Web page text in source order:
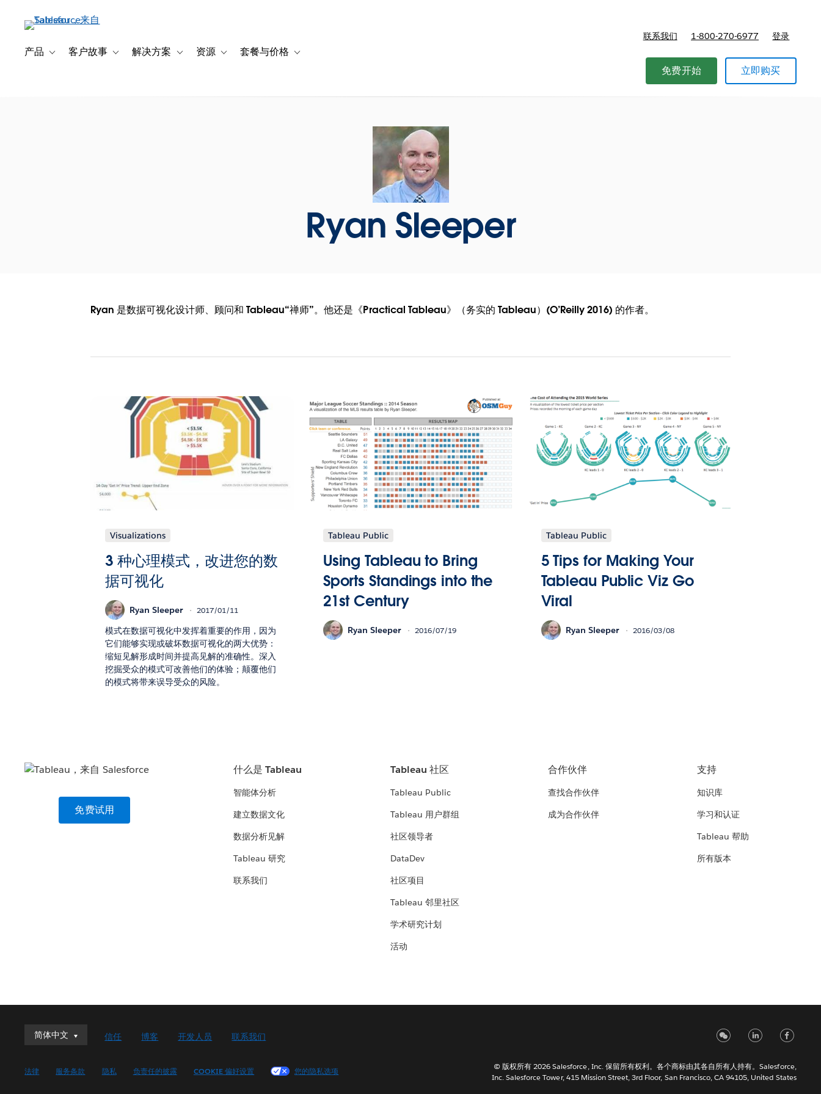
产品 Toggle sub-navigation for 产品
客户故事 Toggle sub-navigation for 客户故事
解决方案 Toggle sub-navigation for 解决方案
资源 Toggle sub-navigation for 资源
套餐与价格 Toggle sub-navigation for 套餐与价格
联系我们 1-800-270-6977 登录
免费开始 立即购买
Ryan Sleeper
Ryan 是数据可视化设计师、顾问和 Tableau“禅师”。他还是《Practical Tableau》（务实的 Tableau）(O’Reilly 2016) 的作者。
Visualizations
3 种心理模式，改进您的数
据可视化
Ryan Sleeper 2017/01/11
模式在数据可视化中发挥着重要的作用，因为
它们能够实现或破坏数据可视化的两大优势：
缩短见解形成时间并提高见解的准确性。深入
挖掘受众的模式可改善他们的体验；颠覆他们
的模式将带来误导受众的风险。
Tableau Public
Using Tableau to Bring
Sports Standings into the
21st Century
Ryan Sleeper 2016/07/19
Tableau Public
5 Tips for Making Your
Tableau Public Viz Go
Viral
Ryan Sleeper 2016/03/08
免费试用
什么是 Tableau
智能体分析
建立数据文化
数据分析见解
Tableau 研究
联系我们
Tableau 社区
Tableau Public
Tableau 用户群组
社区领导者
DataDev
社区项目
Tableau 邻里社区
学术研究计划
活动
合作伙伴
查找合作伙伴
成为合作伙伴
支持
知识库
学习和认证
Tableau 帮助
所有版本
简体中文
简体中文
English (UK)
信任 博客 开发人员 联系我们
法律 服务条款 隐私 负责任的披露 COOKIE 偏好设置 您的隐私选项
© 版权所有 2026 Salesforce, Inc. 保留所有权利。各个商标由其各自所有人持有。Salesforce,
Inc. Salesforce Tower, 415 Mission Street, 3rd Floor, San Francisco, CA 94105, United States